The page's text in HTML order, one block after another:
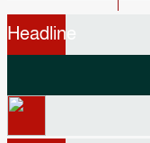
Headline